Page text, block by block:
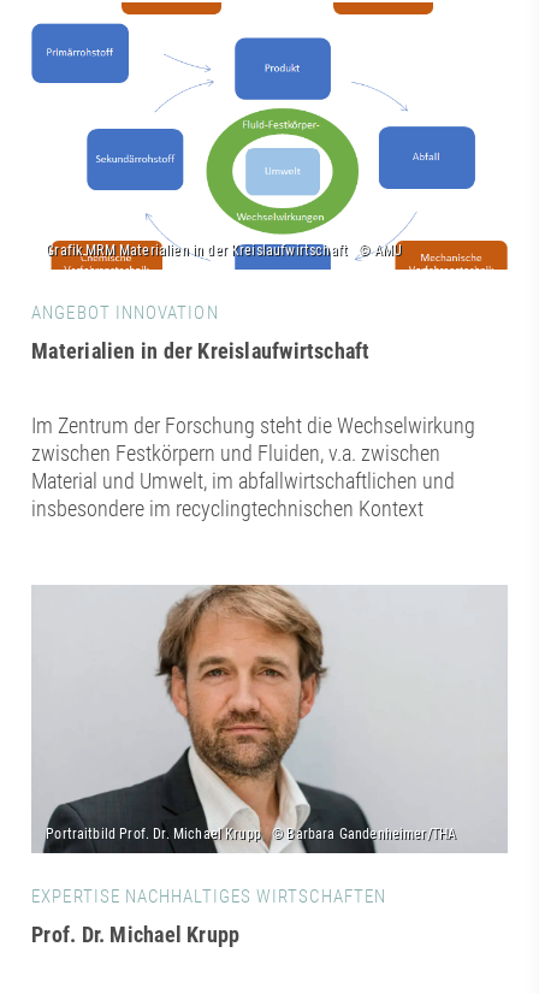
ANGEBOT INNOVATION
Materialien in der Kreislaufwirtschaft
Im Zentrum der Forschung steht die Wechselwirkung
zwischen Festkörpern und Fluiden, v.a. zwischen
Material und Umwelt, im abfallwirtschaftlichen und
insbesondere im recyclingtechnischen Kontext
EXPERTISE NACHHALTIGES WIRTSCHAFTEN
Prof. Dr. Michael Krupp